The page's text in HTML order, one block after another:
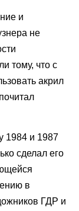
и
не
тому, что с
акрил
1984 и 1987
сделал его
в
ГДР и